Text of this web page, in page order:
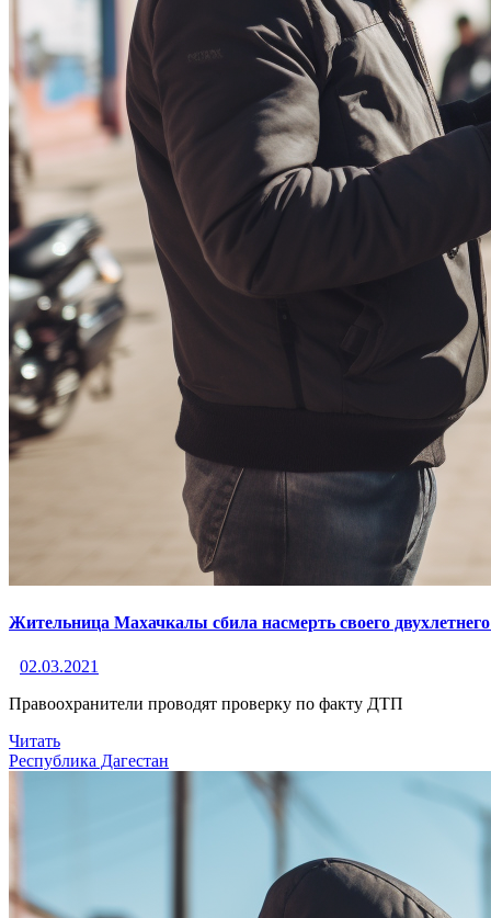
Жительница Махачкалы сбила насмерть своего
02.03.2021
Правоохранители проводят проверку по факту ДТП
Читать
Республика Дагестан